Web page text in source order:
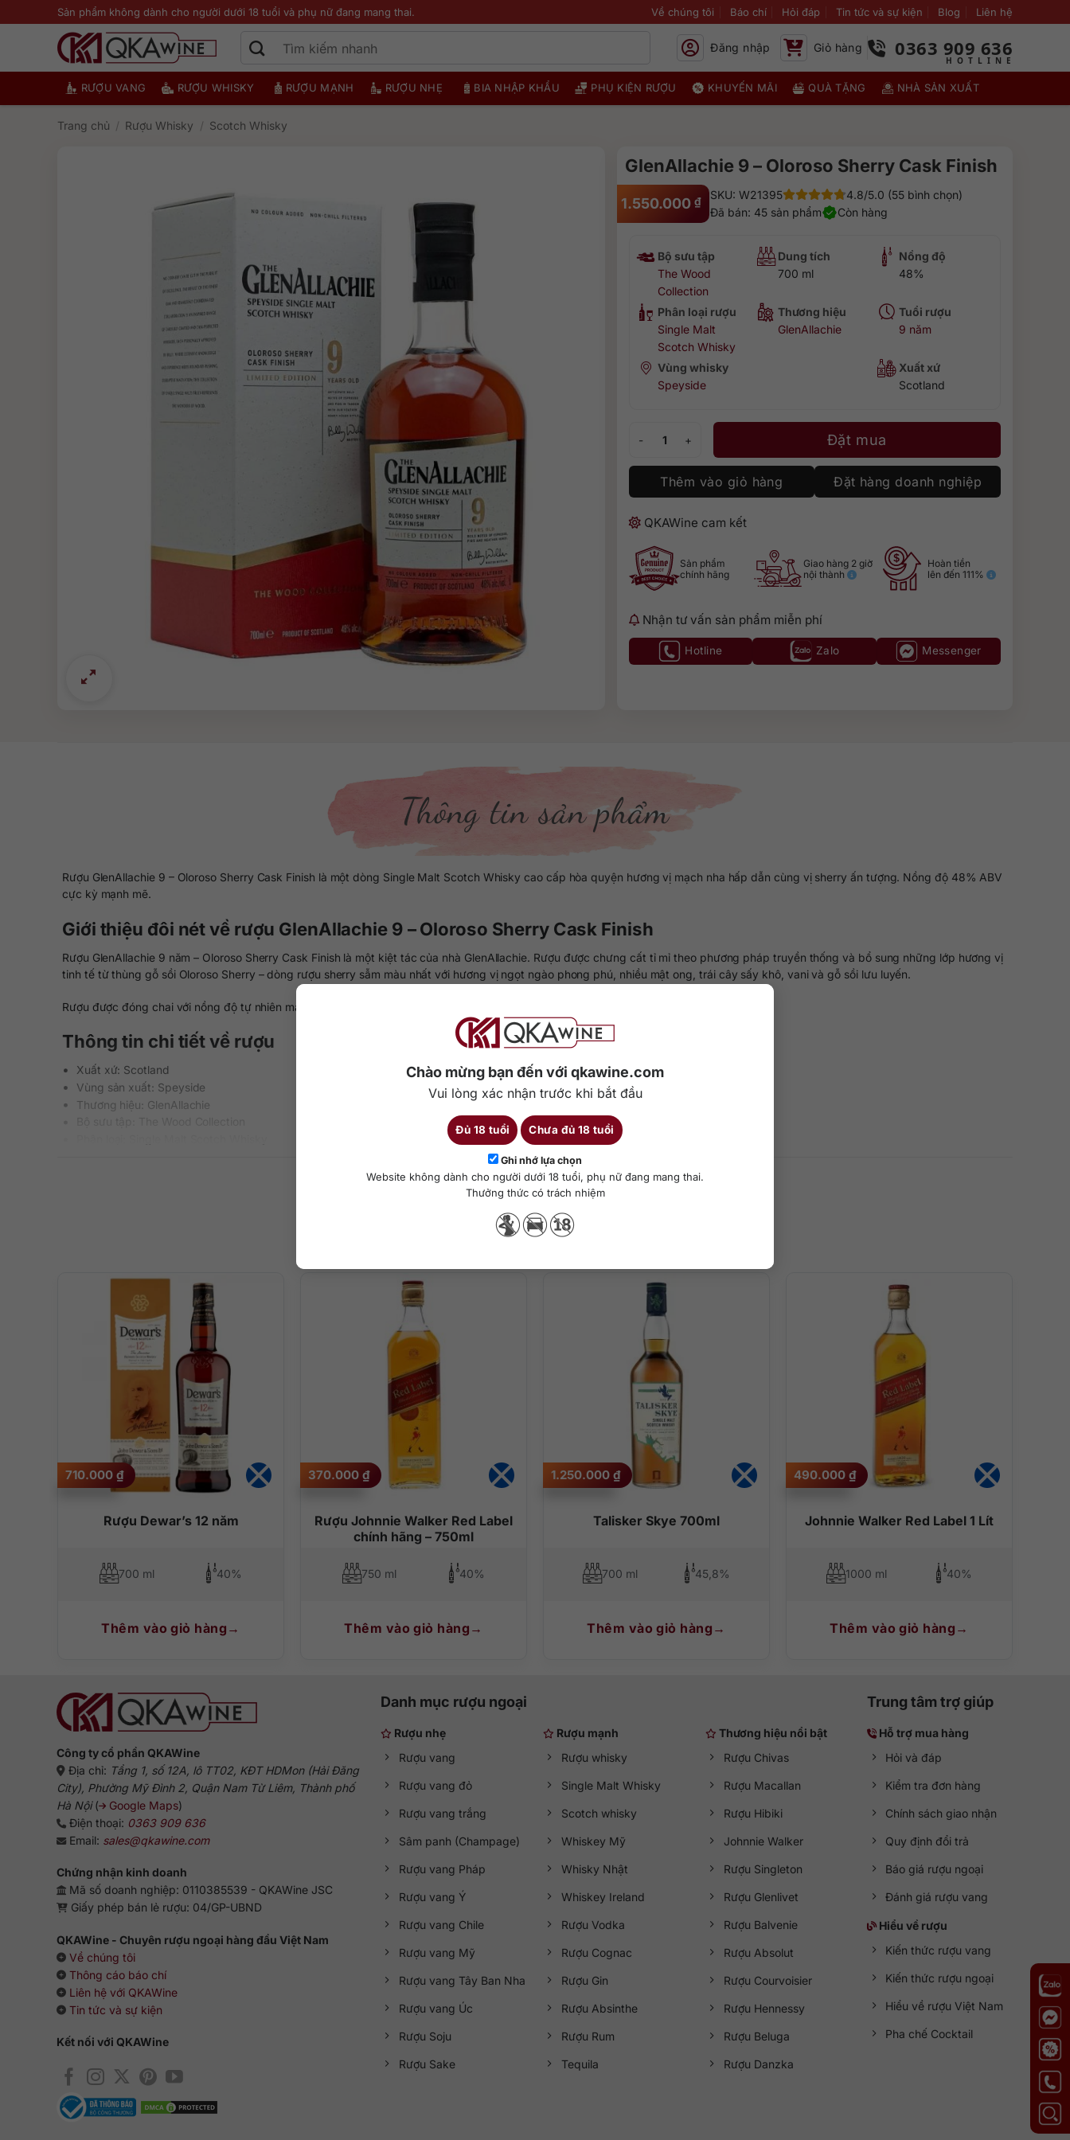
Chào mừng bạn đến với qkawine.com
Vui lòng xác nhận trước khi bắt đầu
Đủ 18 tuổi Chưa đủ 18 tuổi
Ghi nhớ lựa chọn
Website không dành cho người dưới 18 tuổi, phụ nữ đang mang thai.
Thưởng thức có trách nhiệm
qua
Sản phẩm không dành cho người dưới 18 tuổi và phụ nữ đang mang thai. Về chúng tôi Báo chí Hỏi đáp Tin tức và sự kiện Blog Liên hệ
Đăng nhập Giỏ hàng 0363 909 636
RƯỢU VANG RƯỢU WHISKY RƯỢU MẠNH RƯỢU NHẸ BIA NHẬP KHẨU PHỤ KIỆN RƯỢU KHUYẾN MÃI QUÀ TẶNG NHÀ SẢN XUẤT
Trang chủ / Rượu Whisky / Scotch Whisky
GlenAllachie 9 – Oloroso Sherry Cask Finish
1.550.000 ₫ SKU: W21395
4.8/5.0 (55 bình chọn)
Đã bán: 45 sản phẩm
Còn hàng
Bộ sưu tập
The Wood
Collection
Dung tích
700 ml
Nồng độ
48%
Phân loại rượu
Single Malt
Scotch Whisky
Thương hiệu
GlenAllachie
Tuổi rượu
9 năm
Vùng whisky
Speyside
Xuất xứ
Scotland
GlenAllachie 9 - Oloroso Sherry Cask Finish số lượng
Đặt mua
Thêm vào giỏ hàng Đặt hàng doanh nghiệp
QKAWine cam kết
Sản phẩm
chính hãng
Giao hàng 2 giờ
nội thành
Hoàn tiền
lên đến 111%
Nhận tư vấn sản phẩm miễn phí
Hotline Zalo Messenger
Thông tin sản phẩm
Rượu GlenAllachie 9 – Oloroso Sherry Cask Finish là một dòng Single Malt Scotch Whisky cao cấp hòa quyện hương vị mạch nha hấp dẫn cùng vị sherry ấn tượng. Nồng độ 48% ABV
cực kỳ mạnh mẽ.
Giới thiệu đôi nét về rượu GlenAllachie 9 – Oloroso Sherry Cask Finish
Rượu GlenAllachie 9 năm – Oloroso Sherry Cask Finish là một kiệt tác của nhà GlenAllachie. Rượu được chưng cất tỉ mỉ theo phương pháp truyền thống và bổ sung những lớp hương vị
tinh tế từ thùng gỗ sồi Oloroso Sherry – dòng rượu sherry sẫm màu nhất với hương vị ngọt ngào phong phú, nhiều mật ong, trái cây sấy khô, vani và gỗ sồi lưu luyến.
Rượu được đóng chai với nồng độ tự nhiên mạnh mẽ lên đến 48% ABV, màu sắc và hương vị thuần túy từ thùng ủ.
Thông tin chi tiết về rượu
Xuất xứ: Scotland
Vùng sản xuất: Speyside
Thương hiệu: GlenAllachie
– Hương thơm: Mùi thơm nồng nàn của mật ong hoa thạch nam hòa cùng quả mơ khô, mocha, hương bơ quế và bánh hạnh nhân nồng ấm.
– Hương vị: Khi thưởng thức bạn sẽ cảm nhận được hương vị đậm đà tinh tế của thùng sherry chất lượng cao. Nho khô sắc nét, socola đen, cà phê đen đậm đà, gừng cay nồng nàn,
quả sung khô ngọt lịm, kẹo bơ đường và đường moscovado hấp dẫn, một chút dư vị gỗ sồi nóng ấm lưu luyến.
– Hậu vị: Kết thúc kéo dài, mềm mượt, ấn tượng với vị ngọt, trái cây khô, mật ong và dư vị gỗ sồi.
Chi tiết
Sản phẩm tương tự
Rượu Dewar’s 12 năm
710.000 ₫
700 ml 40%
Thêm vào giỏ hàng
Rượu Johnnie Walker Red Label
chính hãng – 750ml
370.000 ₫
750 ml 40%
Thêm vào giỏ hàng
Talisker Skye 700ml
1.250.000 ₫
700 ml 45,8%
Thêm vào giỏ hàng
Johnnie Walker Red Label 1 Lít
490.000 ₫
1000 ml 40%
Thêm vào giỏ hàng
Công ty cổ phần QKAWine
Địa chỉ: Tầng 1, số 12A, lô TT02, KĐT HDMon (Hải Đăng
City), Phường Mỹ Đình 2, Quận Nam Từ Liêm, Thành phố
Hà Nội( Google Maps)
Điện thoại: 0363 909 636
Email: sales@qkawine.com
Chứng nhận kinh doanh
Mã số doanh nghiệp: 0110385539 - QKAWine JSC
Giấy phép bán lẻ rượu: 04/GP-UBND
QKAWine - Chuyên rượu ngoại hàng đầu Việt Nam
Về chúng tôi
Thông cáo báo chí
Liên hệ với QKAWine
Tin tức và sự kiện
Kết nối với QKAWine
Danh mục rượu ngoại
Rượu nhẹ
Rượu vang
Rượu vang đỏ
Rượu vang trắng
Sâm panh (Champage)
Rượu vang Pháp
Rượu vang Ý
Rượu vang Chile
Rượu vang Mỹ
Rượu vang Tây Ban Nha
Rượu vang Úc
Rượu Soju
Rượu Sake
Rượu mạnh
Rượu whisky
Single Malt Whisky
Scotch whisky
Whiskey Mỹ
Whisky Nhật
Whiskey Ireland
Rượu Vodka
Rượu Cognac
Rượu Gin
Rượu Absinthe
Rượu Rum
Tequila
Thương hiệu nổi bật
Rượu Chivas
Rượu Macallan
Rượu Hibiki
Johnnie Walker
Rượu Singleton
Rượu Glenlivet
Rượu Balvenie
Rượu Absolut
Rượu Courvoisier
Rượu Hennessy
Rượu Beluga
Rượu Danzka
Trung tâm trợ giúp
Hỗ trợ mua hàng
Hỏi và đáp
Kiểm tra đơn hàng
Chính sách giao nhận
Quy định đổi trả
Báo giá rượu ngoại
Đánh giá rượu vang
Hiểu về rượu
Kiến thức rượu vang
Kiến thức rượu ngoại
Hiểu về rượu Việt Nam
Pha chế Cocktail